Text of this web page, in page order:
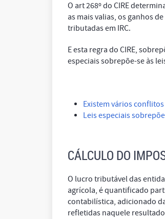
O art 268º do CIRE
as mais valias, os ganhos
tributadas em IRC.
E esta regra do CIRE,
especiais sobrepõe-se às
Existem vários conflitos
Leis especiais
CÁLCULO DO
O lucro tributável das
agrícola, é quantificado
contabilística, adicionado
refletidas naquele